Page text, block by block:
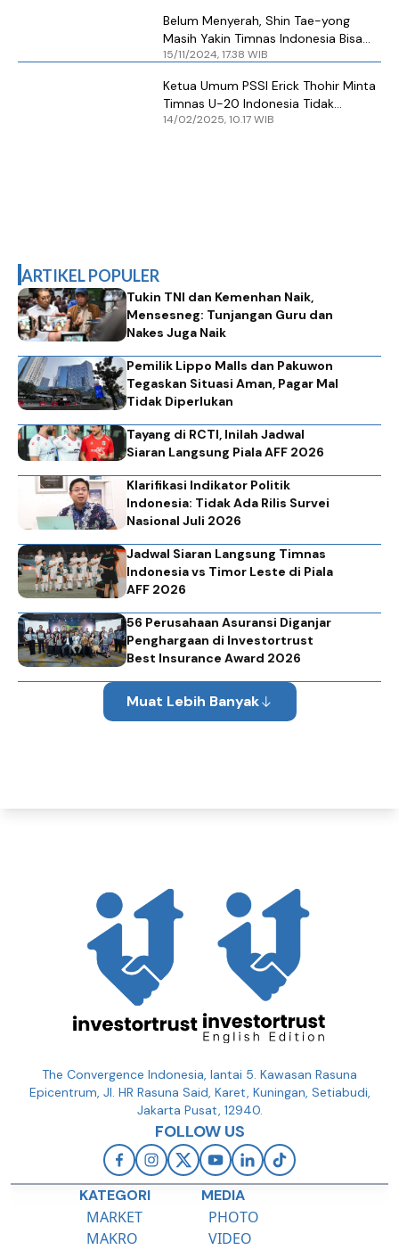
Belum Menyerah, Shin Tae-yong
Masih Yakin Timnas Indonesia Bisa
Lolos
15/11/2024, 17.38 WIB
Ketua Umum PSSI Erick Thohir Minta
Timnas U-20 Indonesia Tidak
Menyerah
14/02/2025, 10.17 WIB
ARTIKEL POPULER
Tukin TNI dan Kemenhan Naik,
Mensesneg: Tunjangan Guru dan
Nakes Juga Naik
Pemilik Lippo Malls dan Pakuwon
Tegaskan Situasi Aman, Pagar Mal
Tidak Diperlukan
Tayang di RCTI, Inilah Jadwal
Siaran Langsung Piala AFF 2026
Klarifikasi Indikator Politik
Indonesia: Tidak Ada Rilis Survei
Nasional Juli 2026
Jadwal Siaran Langsung Timnas
Indonesia vs Timor Leste di Piala
AFF 2026
56 Perusahaan Asuransi Diganjar
Penghargaan di Investortrust
Best Insurance Award 2026
Muat Lebih Banyak
The Convergence Indonesia, lantai 5. Kawasan Rasuna
Epicentrum, Jl. HR Rasuna Said, Karet, Kuningan, Setiabudi,
Jakarta Pusat, 12940.
FOLLOW US
KATEGORI
MARKET
MAKRO
MEDIA
PHOTO
VIDEO